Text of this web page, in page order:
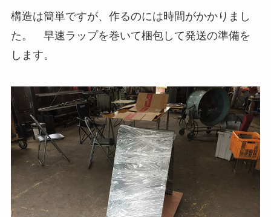
構造は簡単ですが、作るのには時間がかかりまし
た。 早速ラップを巻いて梱包して発送の準備を
します。